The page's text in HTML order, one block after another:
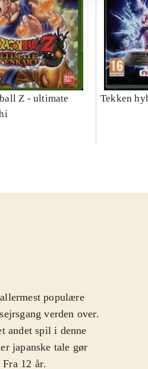
Z - ultimate
Tekken
populære
verden over.
andet spil i denne
japanske tale gør
12 år.